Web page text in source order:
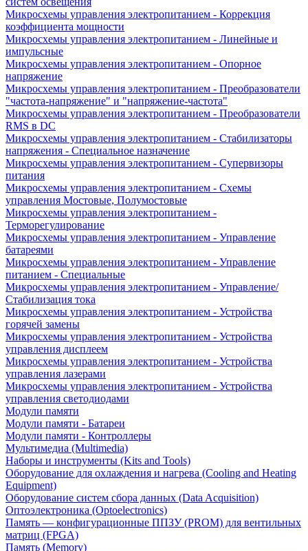
Микросхемы управления электропитанием - Коррекция
коэффициента мощности
Микросхемы управления электропитанием - Линейные и
импульсные
Микросхемы управления электропитанием - Опорное
напряжение
Микросхемы управления электропитанием - Преобразователи
"частота-напряжение" и "напряжение-частота"
Микросхемы управления электропитанием - Преобразователи
RMS в DC
Микросхемы управления электропитанием - Стабилизаторы
напряжения - Специальное назначение
Микросхемы управления электропитанием - Супервизоры
питания
Микросхемы управления электропитанием - Схемы
управления Мостовые, Полумостовые
Микросхемы управления электропитанием -
Терморегулирование
Микросхемы управления электропитанием - Управление
батареями
Микросхемы управления электропитанием - Управление
питанием - Специальные
Микросхемы управления электропитанием - Управление/
Стабилизация тока
Микросхемы управления электропитанием - Устройства
горячей замены
Микросхемы управления электропитанием - Устройства
управления дисплеем
Микросхемы управления электропитанием - Устройства
управления лазерами
Микросхемы управления электропитанием - Устройства
управления светодиодами
Модули памяти
Модули памяти - Батареи
Модули памяти - Контроллеры
Мультимедиа (Multimedia)
Наборы и инструменты (Kits and Tools)
Оборудование для охлаждения и нагрева (Cooling and Heating
Equipment)
Оборудование систем сбора данных (Data Acquisition)
Оптоэлектроника (Optoelectronics)
Память — конфигурационные ППЗУ (PROM) для вентильных
матриц (FPGA)
Память (Memory)